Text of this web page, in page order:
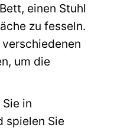
einen Stuhl
zu fesseln.
um die
in
spielen Sie